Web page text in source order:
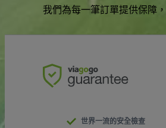
我們為每一筆訂單提供保障
世界一流的安全檢查